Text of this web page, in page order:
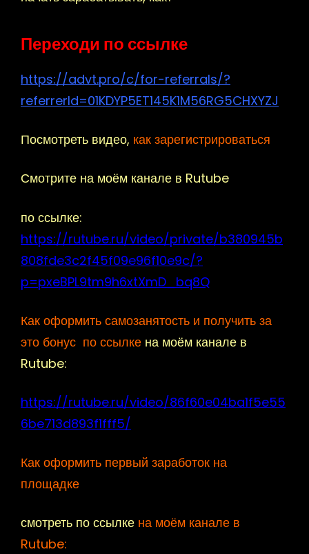
Переходи по ссылке
https://advt.pro/c/for-referrals/?
referrerId=01KDYP5ET145K1M56RG5CHXYZJ
Посмотреть видео, как зарегистрироваться
Смотрите на моём канале в Rutube
по ссылке:
https://rutube.ru/video/private/b380945b
808fde3c2f45f09e96f10e9c/?
p=pxeBPL9tm9h6xtXmD_bq8Q
Как оформить самозанятость и получить за
это бонус по ссылке на моём канале в
Rutube:
https://rutube.ru/video/86f60e04ba1f5e55
6be713d893f1fff5/
Как оформить первый заработок на
площадке
смотреть по ссылке на моём канале в
Rutube: